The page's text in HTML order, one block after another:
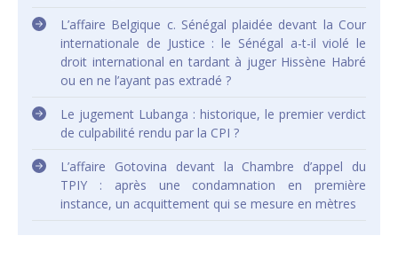
L’affaire Belgique c. Sénégal plaidée devant la Cour
internationale de Justice : le Sénégal a-t-il violé le
droit international en tardant à juger Hissène Habré
ou en ne l’ayant pas extradé ?
Le jugement Lubanga : historique, le premier verdict
de culpabilité rendu par la CPI ?
L’affaire Gotovina devant la Chambre d’appel du
TPIY : après une condamnation en première
instance, un acquittement qui se mesure en mètres